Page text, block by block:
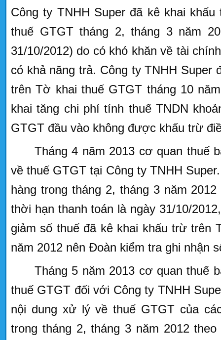
Công ty TNHH Super đã kê khai
thuế GTGT tháng 2, tháng 3 năm
31/10/2012) do có khó khăn về tài
có khả năng trả. Công ty TNHH Super
trên Tờ khai thuế GTGT tháng 10
khai tăng chi phí tính thuế TNDN
GTGT đầu vào không được khấu trừ
Tháng 4 năm 2013 cơ quan thuế
về thuế GTGT tại Công ty TNHH
hàng trong tháng 2, tháng 3 năm
thời hạn thanh toán là ngày 31/10/
giảm số thuế đã kê khai khấu trừ trên
năm 2012 nên Đoàn kiểm tra ghi nhận
Tháng 5 năm 2013 cơ quan thuế
thuế GTGT đối với Công ty TNHH
nội dung xử lý về thuế GTGT của
trong tháng 2, tháng 3 năm 2012